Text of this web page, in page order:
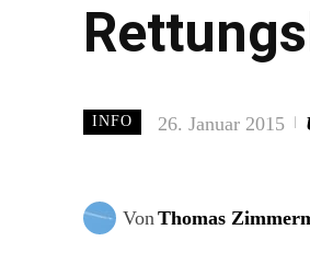
INFO 26. Januar 2015
VonThomas